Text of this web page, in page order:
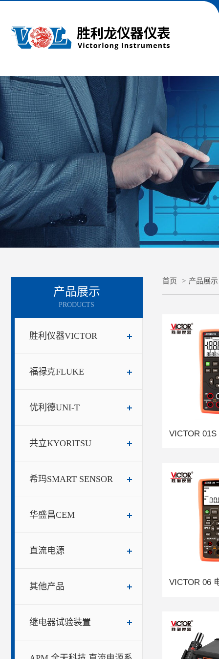
产品展示
PRODUCTS
胜利仪器VICTOR
福禄克FLUKE
优利德UNI-T
共立KYORITSU
希玛SMART SENSOR
华盛昌CEM
直流电源
其他产品
继电器试验装置
首页 > 产品展示